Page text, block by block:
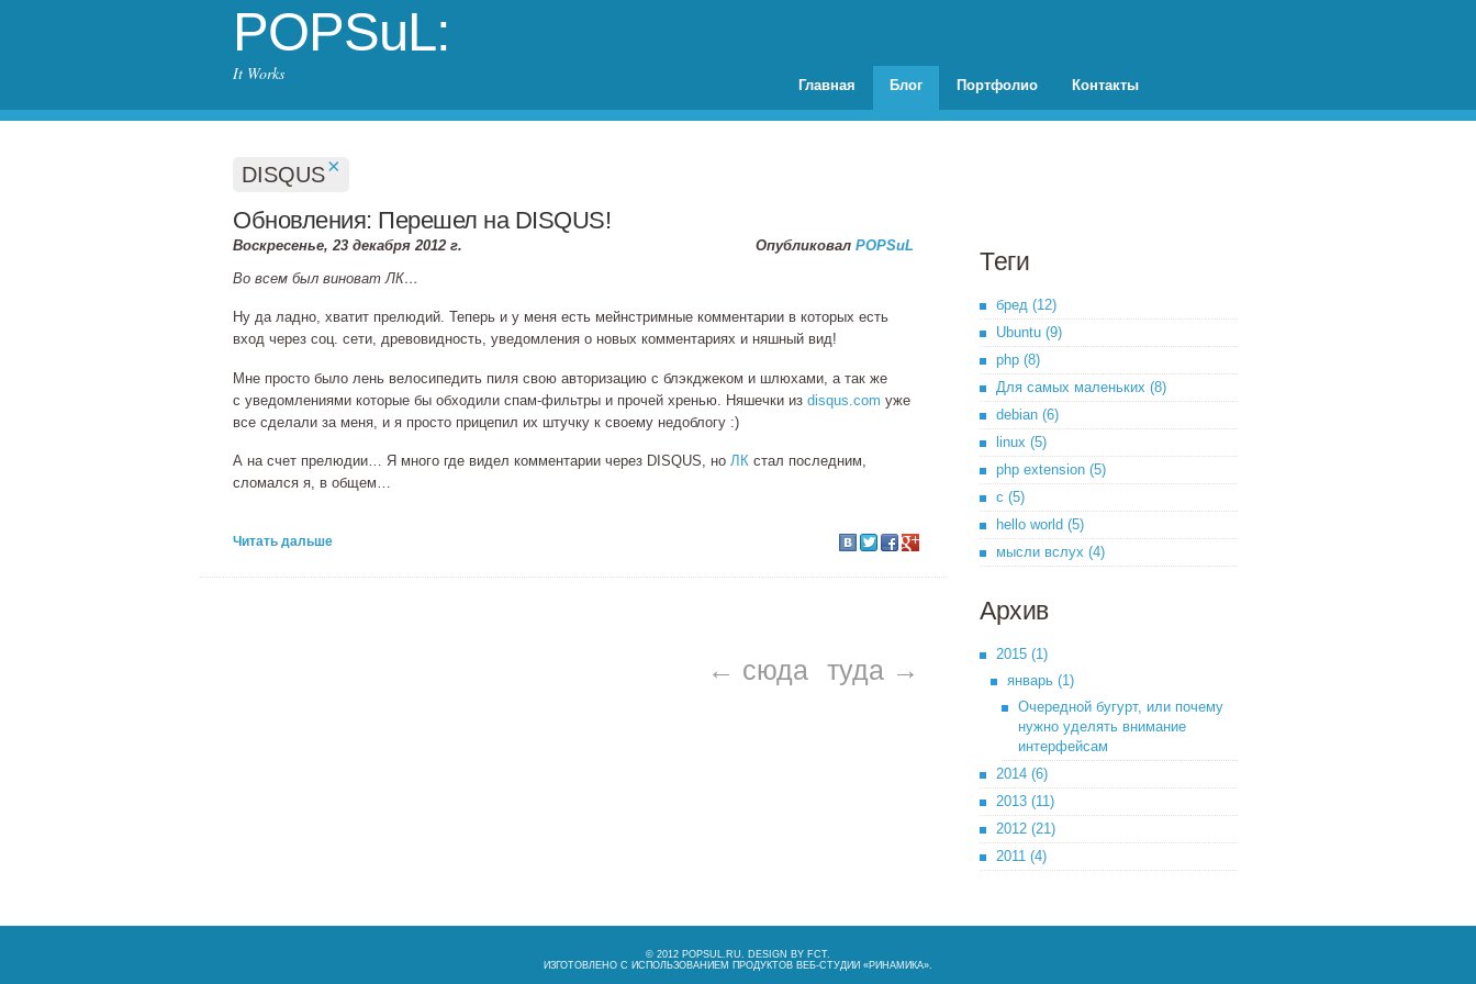
POPSuL:
It Works
Главная Блог Портфолио Контакты
DISQUS×
Обновления: Перешел на DISQUS!
Воскресенье, 23 декабря 2012 г. Опубликовал POPSuL
Во всем был виноват ЛК…
Ну да ладно, хватит прелюдий. Теперь и у меня есть мейнстримные комментарии в которых есть
вход через соц. сети, древовидность, уведомления о новых комментариях и няшный вид!
Мне просто было лень велосипедить пиля свою авторизацию с блэкджеком и шлюхами, а так же
с уведомлениями которые бы обходили спам‐фильтры и прочей хренью. Няшечки из disqus.com уже
все сделали за меня, и я просто прицепил их штучку к своему недоблогу :)
А на счет прелюдии… Я много где видел комментарии через DISQUS, но ЛК стал последним,
сломался я, в общем…
Читать дальше
← сюда туда →
Теги
бред (12)
Ubuntu (9)
php (8)
Для самых маленьких (8)
debian (6)
linux (5)
php extension (5)
c (5)
hello world (5)
мысли вслух (4)
Архив
2015 (1)
январь (1)
Очередной бугурт, или почему
нужно уделять внимание
интерфейсам
2014 (6)
2013 (11)
2012 (21)
2011 (4)
© 2012 POPSUL.RU. DESIGN BY FCT.
ИЗГОТОВЛЕНО С ИСПОЛЬЗОВАНИЕМ ПРОДУКТОВ ВЕБ-СТУДИИ «РИНАМИКА».